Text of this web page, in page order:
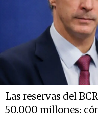
Las reservas del
50.000 millones: